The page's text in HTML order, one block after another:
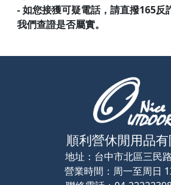
- 如您接獲可疑電話，請直撥165反
我們查證是否屬實。
順利營休閒用品
地址： 台中市北區三民
營業時間： 周一至周日